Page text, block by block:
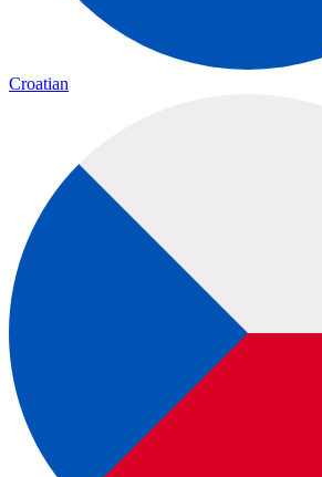
Croatian